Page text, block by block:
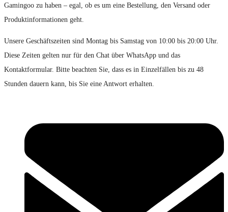
Gamingoo zu haben – egal, ob es um eine Bestellung, den Versand oder
Produktinformationen geht.
Unsere Geschäftszeiten sind Montag bis Samstag von 10:00 bis 20:00 Uhr.
Diese Zeiten gelten nur für den Chat über WhatsApp und das
Kontaktformular. Bitte beachten Sie, dass es in Einzelfällen bis zu 48
Stunden dauern kann, bis Sie eine Antwort erhalten.